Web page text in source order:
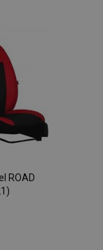
Deseos
ROAD